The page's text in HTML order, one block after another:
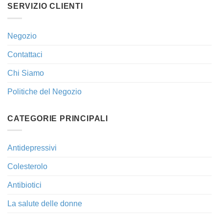
SERVIZIO CLIENTI
Negozio
Contattaci
Chi Siamo
Politiche del Negozio
CATEGORIE PRINCIPALI
Antidepressivi
Colesterolo
Antibiotici
La salute delle donne